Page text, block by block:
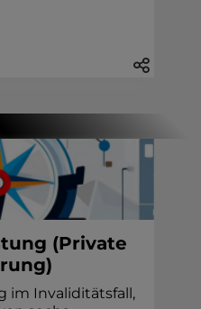
(Private
im Invaliditätsfall,